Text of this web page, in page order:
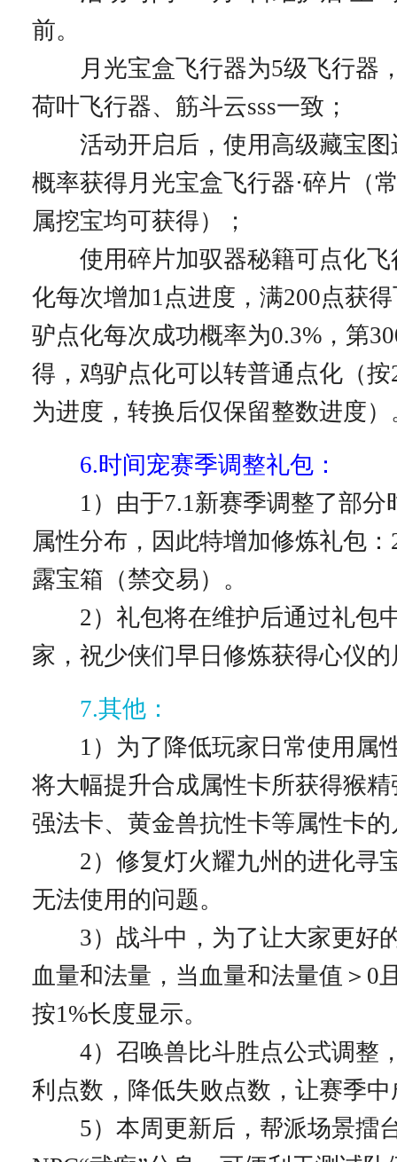
前。
月光宝盒飞行器为5级飞行器
荷叶飞行器、筋斗云sss一致；
活动开启后，使用高级藏宝图
概率获得月光宝盒飞行器·碎片（
属挖宝均可获得）；
使用碎片加驭器秘籍可点化飞
化每次增加1点进度，满200点获
驴点化每次成功概率为0.3%，第
得，鸡驴点化可以转普通点化（
为进度，转换后仅保留整数进度）
6.时间宠赛季调整礼包：
1）由于7.1新赛季调整了部分
属性分布，因此特增加修炼礼包
露宝箱（禁交易）。
2）礼包将在维护后通过礼包
家，祝少侠们早日修炼获得心仪
7.其他：
1）为了降低玩家日常使用属
将大幅提升合成属性卡所获得猴
强法卡、黄金兽抗性卡等属性卡
2）修复灯火耀九州的进化寻
无法使用的问题。
3）战斗中，为了让大家更好
血量和法量，当血量和法量值＞0
按1%长度显示。
4）召唤兽比斗胜点公式调整
利点数，降低失败点数，让赛季
5）本周更新后，帮派场景擂